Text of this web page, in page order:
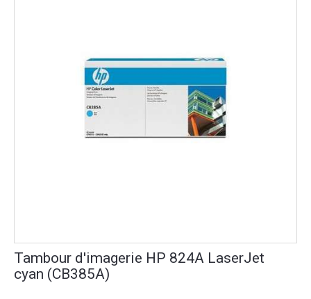
Tambour d'imagerie HP 824A LaserJet
cyan (CB385A)